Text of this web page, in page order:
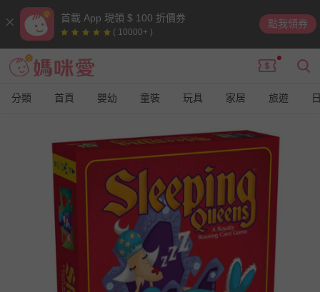
首載 App 現領 $ 100 折價券
( 10000+ )
點我領券
分類 首頁 嬰幼 童裝 玩具 家居 旅遊